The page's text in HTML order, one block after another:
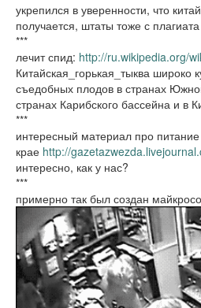
укрепился в уверенности, что
получается, штаты тоже с
***
лечит спид: http://ru.wikipedia.org/
Китайская_горькая_тыква широко
съедобных плодов в странах
странах Карибского бассейна и в
***
интересный материал про
крае http://
интересно, как у нас?
***
примерно так был создан